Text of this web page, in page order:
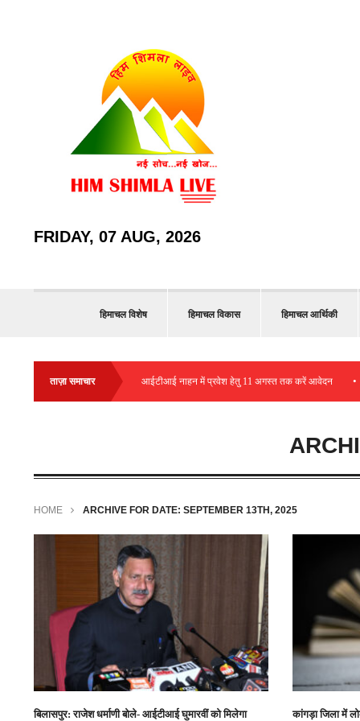
FRIDAY, 07 AUG, 2026
हिमाचल विशेष हिमाचल विकास हिमाचल आर्थिकी
ताज़ा समाचार
प्लेसमेंट आयोजित आईटीआई नाहन में प्रवेश हेतु 11 अगस्त तक करें आवेदन
HOME ARCHIVE FOR DATE: SEPTEMBER 13TH, 2025
बिलासपुर: राजेश धर्माणी बोले- आईटीआई घुमारवीं को मिलेगा कांगड़ा जिला में